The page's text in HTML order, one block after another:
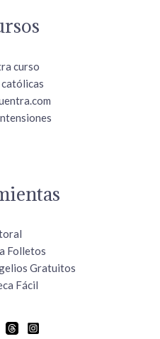
curso
Folletos
Gratuitos
Fácil